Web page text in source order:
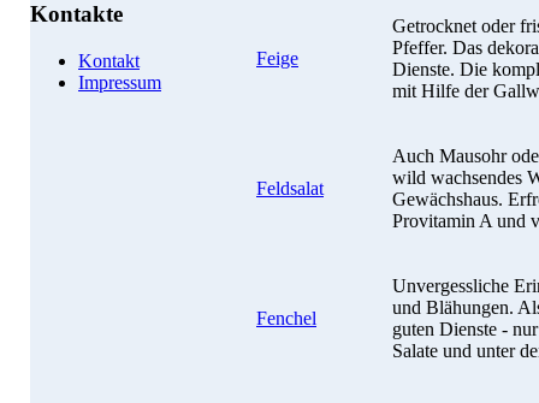
Kontakte
Kontakt
Impressum
Feige
Getrocknet oder
Pfeffer. Das
Dienste. Die
mit Hilfe der
Feldsalat
Auch Mausohr
wild wachsendes
Gewächshaus.
Provitamin A und
Fenchel
Unvergessliche
und Blähungen.
guten Dienste -
Salate und unter